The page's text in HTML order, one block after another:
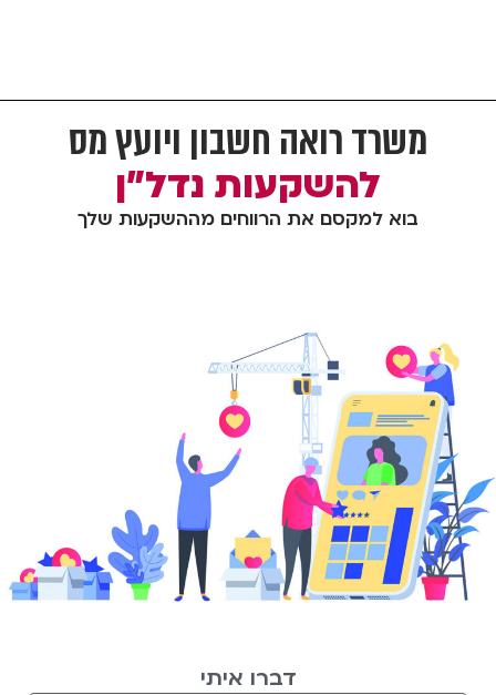
משרד רואה חשבון ויועץ מס
להשקעות נדל"ן
בוא למקסם את הרווחים מההשקעות שלך
דברו איתי